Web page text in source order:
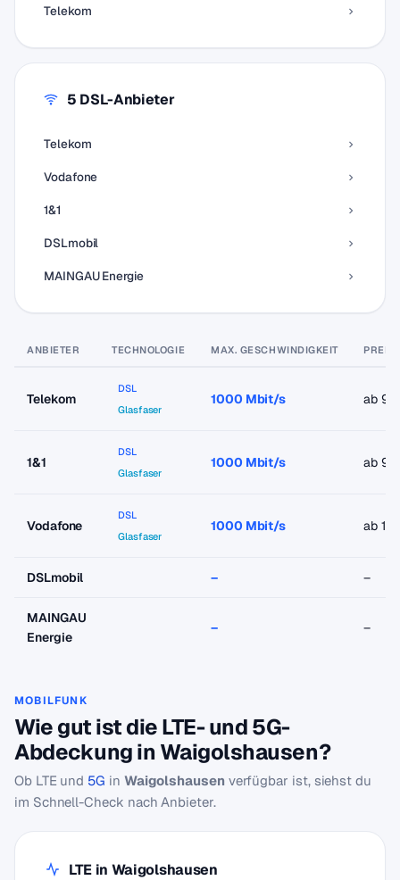
Telekom
5 DSL-Anbieter
Telekom
Vodafone
1&1
DSLmobil
MAINGAU Energie
ANBIETER TECHNOLOGIE MAX. GESCHWINDIGKEIT PREIS
Telekom
DSL
Glasfaser
1000 Mbit/s ab
1&1
DSL
Glasfaser
1000 Mbit/s ab
Vodafone
DSL
Glasfaser
1000 Mbit/s ab
DSLmobil – –
MAINGAU
Energie
– –
MOBILFUNK
Wie gut ist die LTE- und 5G-
Abdeckung in Waigolshausen?
Ob LTE und 5G in Waigolshausenverfügbar ist, siehst du
im Schnell-Check nach Anbieter.
LTE in Waigolshausen